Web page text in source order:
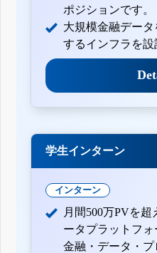
ポジションです。
大規模金融デー
するインフラを設
学生インターン
インターン
月間500万PVを
ータプラットフォ
金融・データ・